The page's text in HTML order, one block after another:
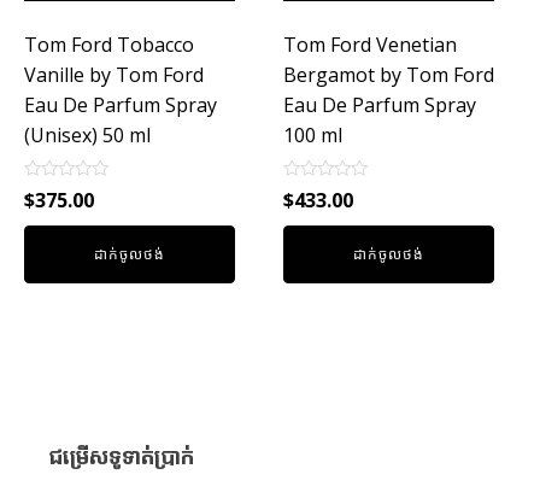
Tom Ford Tobacco
Vanille by Tom Ford
Eau De Parfum Spray
(Unisex) 50 ml
Rated
0
out
$375.00
ដាក់ចូលថង់
Tom Ford Venetian
Bergamot by Tom Ford
Eau De Parfum Spray
100 ml
Rated
0
out
$433.00
ដាក់ចូលថង់
ជម្រើសទូទាត់ប្រាក់